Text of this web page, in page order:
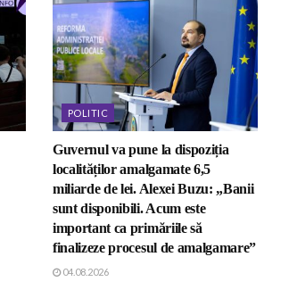
POLITIC
Guvernul va pune la dispoziția
localităților amalgamate 6,5
miliarde de lei. Alexei Buzu: „Banii
sunt disponibili. Acum este
important ca primăriile să
finalizeze procesul de amalgamare”
04.08.2026